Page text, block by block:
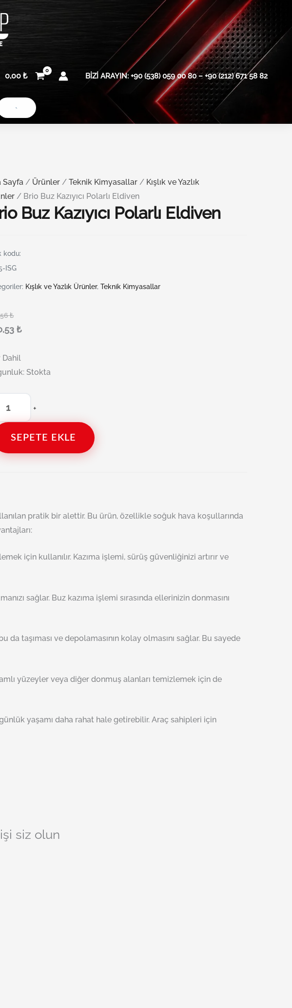
0,00 ₺ BIZI ARAYIN: +90 (538) 059 00 80 – +90 (212) 671 58 82
Sayfa / Ürünler /Teknik Kimyasallar / Kışlık ve Yazlık
/ Brio Buz Kazıyıcı Polarlı Eldiven
Buz Kazıyıcı Polarlı Eldiven
kodu:
ISG
Kışlık ve Yazlık Ürünler,Teknik Kimyasallar
₺
₺
Dahil
Stokta
+
SEPETE EKLE
pratik bir alettir. Bu ürün, özellikle soğuk hava koşullarında
için kullanılır. Kazıma işlemi, sürüş güvenliğinizi artırır ve
sağlar. Buz kazıma işlemi sırasında ellerinizin donmasını
da taşıması ve depolamasının kolay olmasını sağlar. Bu sayede
yüzeyler veya diğer donmuş alanları temizlemek için de
yaşamı daha rahat hale getirebilir. Araç sahipleri için
siz olun